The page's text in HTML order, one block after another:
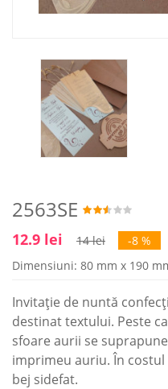
2563SE
12.9 lei 14 lei
-8 %
Dimensiuni: 80 mm x 190
Invitație de nuntă
destinat textului. Peste
sfoare aurii se
imprimeu auriu. În
bej sidefat.